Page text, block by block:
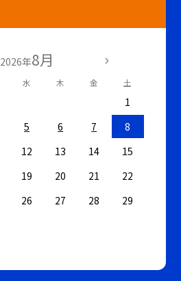
2026年8月
水 木 金 土
1
5 6 7
8
12 13 14
15
19 20 21
22
26 27 28
29